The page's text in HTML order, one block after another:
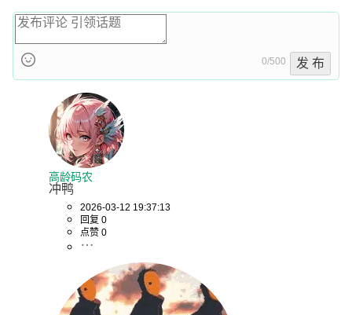
0/500 发 布
高龄码农
冲鸭
2026-03-12 19:37:13
回复 0
点赞 0